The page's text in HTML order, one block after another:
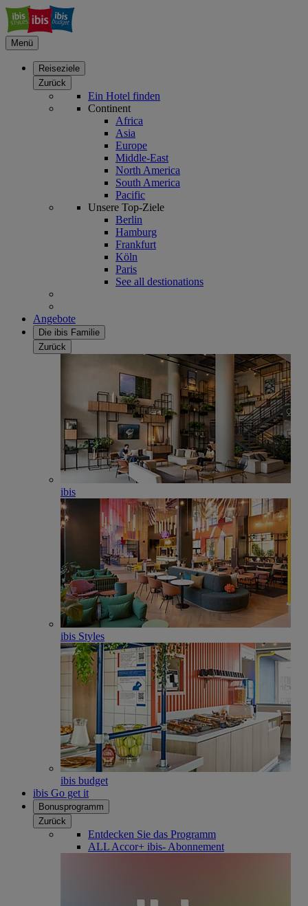
Menü
Reiseziele
Zurück
Ein Hotel finden
Continent
Africa
Asia
Europe
Middle-East
North America
South America
Pacific
Unsere Top-Ziele
Berlin
Hamburg
Frankfurt
Köln
Paris
See all destionations
Angebote
Die ibis Familie
Zurück
ibis
ibis Styles
ibis budget
ibis Go get it
Bonusprogramm
Zurück
Entdecken Sie das Programm
ALL Accor+ ibis- Abonnement